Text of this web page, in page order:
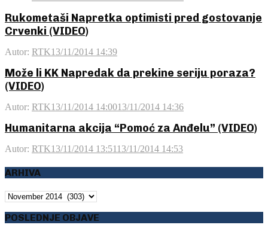
Rukometaši Napretka optimisti pred gostovanje
Crvenki (VIDEO)
Autor: RTK13/11/2014 14:39
Može li KK Napredak da prekine seriju poraza?
(VIDEO)
Autor: RTK13/11/2014 14:0013/11/2014 14:36
Humanitarna akcija “Pomoć za Anđelu” (VIDEO)
Autor: RTK13/11/2014 13:5113/11/2014 14:53
ARHIVA
ARHIVA
POSLEDNJE OBJAVE